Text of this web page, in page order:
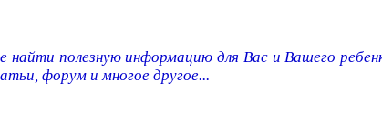
полезную информацию для Вас и Вашего
форум и многое другое...